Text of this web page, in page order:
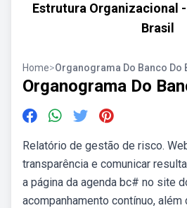
Estrutura Organizacional
Brasil
Home>Organograma Do Banco Do
Organograma Do
Relatório de gestão de risco.
transparência e comunicar
a página da agenda bc# no site
acompanhamento contínuo,